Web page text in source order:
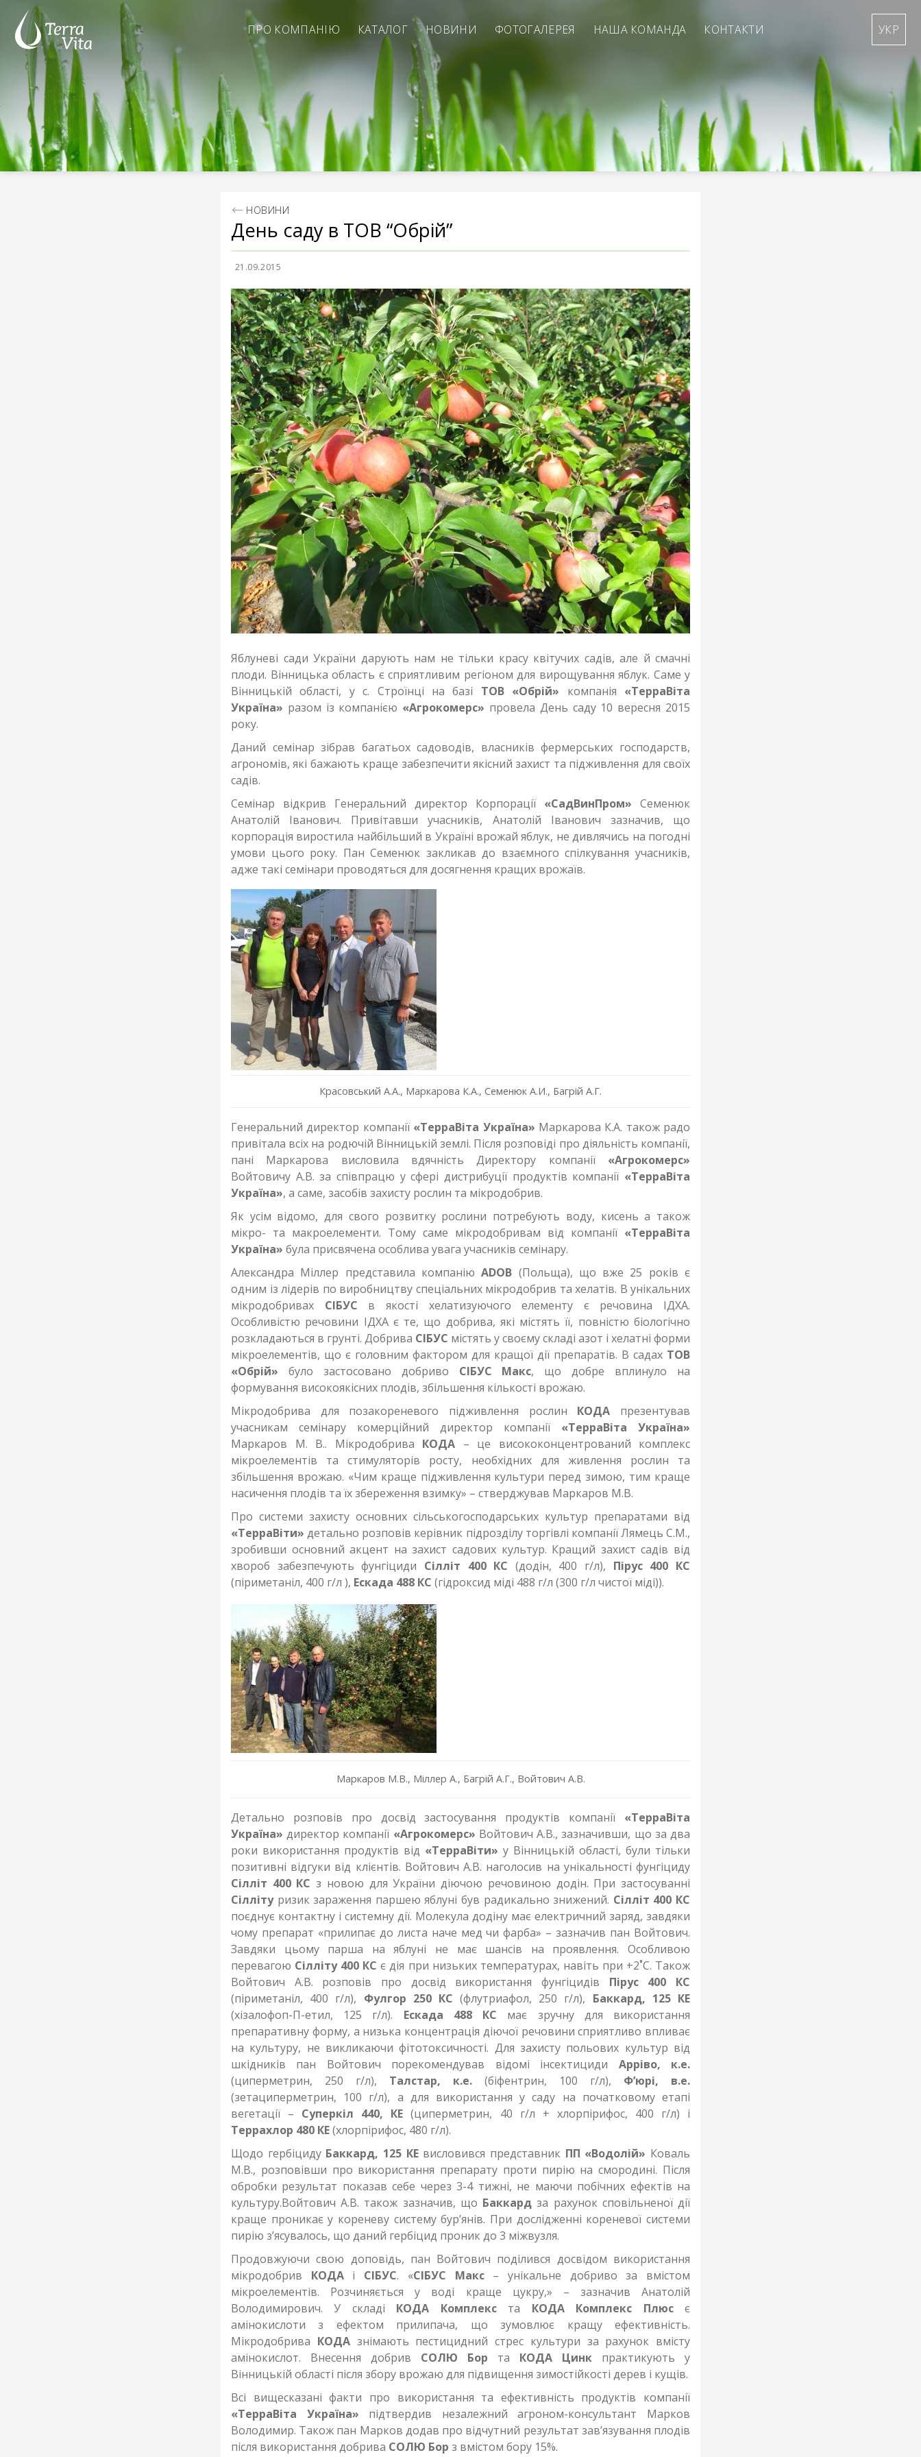
content
ПРО КОМПАНІЮ КАТАЛОГ НОВИНИ ФОТОГАЛЕРЕЯ НАША КОМАНДА КОНТАКТИ УКР
НОВИНИ
День саду в ТОВ “Обрій”
21.09.2015
Яблуневі сади України дарують нам не тільки красу квітучих садів, але й смачні
плоди. Вінницька область є сприятливим регіоном для вирощування яблук. Саме у
Вінницькій області, у с. Строїнці на базі ТОВ «Обрій» компанія «ТерраВіта
Україна» разом із компанією «Агрокомерс» провела День саду 10 вересня 2015
року.
Даний семінар зібрав багатьох садоводів, власників фермерських господарств,
агрономів, які бажають краще забезпечити якісний захист та підживлення для своїх
садів.
Семінар відкрив Генеральний директор Корпорації «СадВинПром» Семенюк
Анатолій Іванович. Привітавши учасників, Анатолій Іванович зазначив, що
корпорація виростила найбільший в Україні врожай яблук, не дивлячись на погодні
умови цього року. Пан Семенюк закликав до взаємного спілкування учасників,
адже такі семінари проводяться для досягнення кращих врожаїв.
Красовський А.А., Маркарова К.А., Семенюк А.И., Багрій А.Г.
Генеральний директор компанії «ТерраВіта Україна» Маркарова К.А. також радо
привітала всіх на родючій Вінницькій землі. Після розповіді про діяльність компанії,
пані Маркарова висловила вдячність Директору компанії «Агрокомерс»
Войтовичу А.В. за співпрацю у сфері дистрибуції продуктів компанії «ТерраВіта
Україна», а саме, засобів захисту рослин та мікродобрив.
Як усім відомо, для свого розвитку рослини потребують воду, кисень а також
мікро- та макроелементи. Тому саме мікродобривам від компанії «ТерраВіта
Україна» була присвячена особлива увага учасників семінару.
Александра Міллер представила компаніюADOB (Польща), що вже 25 років є
одним із лідерів по виробництву спеціальних мікродобрив та хелатів. В унікальних
мікродобривах СІБУС в якості хелатизуючого елементу є речовина ІДХА.
Особливістю речовини ІДХА є те, що добрива, які містять її, повністю біологічно
розкладаються в грунті. Добрива СІБУС містять у своєму складі азот і хелатні форми
мікроелементів, що є головним фактором для кращої дії препаратів. В садах ТОВ
«Обрій» було застосовано добриво СІБУС Макс, що добре вплинуло на
формування високоякісних плодів, збільшення кількості врожаю.
Мікродобрива для позакореневого підживлення рослин КОДА презентував
учасникам семінару комерційний директор компанії «ТерраВіта Україна»
Маркаров М. В.. Мікродобрива КОДА – це висококонцентрований комплекс
мікроелементів та стимуляторів росту, необхідних для живлення рослин та
збільшення врожаю. «Чим краще підживлення культури перед зимою, тим краще
насичення плодів та їх збереження взимку» – стверджував Маркаров М.В.
Про системи захисту основних сільськогосподарських культур препаратами від
«ТерраВіти» детально розповів керівник підрозділу торгівлі компанії Лямець С.М.,
зробивши основний акцент на захист садових культур. Кращий захист садів від
хвороб забезпечують фунгіциди Сілліт 400 КС (додін, 400 г/л), Пірус 400 КС
(піриметаніл, 400 г/л ), Ескада 488 КС (гідроксид міді 488 г/л (300 г/л чистої міді)).
Маркаров М.В., Міллер А., Багрій А.Г., Войтович А.В.
Детально розповів про досвід застосування продуктів компанії «ТерраВіта
Україна» директор компанії «Агрокомерс» Войтович А.В., зазначивши, що за два
роки використання продуктів від «ТерраВіти» у Вінницькій області, були тільки
позитивні відгуки від клієнтів. Войтович А.В. наголосив на унікальності фунгіциду
Сілліт 400 КС з новою для України діючою речовиною додін. При застосуванні
Сіллітуризик зараження паршею яблуні був радикально знижений. Сілліт 400 КС
поєднує контактну і системну дії. Молекула додіну має електричний заряд, завдяки
чому препарат «прилипає до листа наче мед чи фарба» – зазначив пан Войтович.
Завдяки цьому парша на яблуні не має шансів на проявлення. Особливою
перевагою Сілліту 400 КС є дія при низьких температурах, навіть при +2˚С. Також
Войтович А.В. розповів про досвід використання фунгіцидів Пірус 400 КС
(піриметаніл, 400 г/л), Фулгор 250 КС (флутриафол, 250 г/л), Баккард, 125 КЕ
(хізалофоп-П-етил, 125 г/л). Ескада 488 КС має зручну для використання
препаративну форму, а низька концентрація діючої речовини сприятливо впливає
на культуру, не викликаючи фітотоксичності. Для захисту польових культур від
шкідників пан Войтович порекомендував відомі інсектициди Арріво, к.е.
(циперметрин, 250 г/л), Талстар, к.е. (біфентрин, 100 г/л), Ф’юрі, в.е.
(зетациперметрин, 100 г/л), а для використання у саду на початковому етапі
вегетації – Суперкіл 440, КЕ (циперметрин, 40 г/л + хлорпірифос, 400 г/л) і
Террахлор 480 КЕ(хлорпірифос, 480 г/л).
Щодо гербіциду Баккард, 125 КЕвисловився представник ПП «Водолій» Коваль
М.В., розповівши про використання препарату проти пирію на смородині. Після
обробки результат показав себе через 3-4 тижні, не маючи побічних ефектів на
культуру.Войтович А.В. також зазначив, що Баккард за рахунок сповільненої дії
краще проникає у кореневу систему бур’янів. При дослідженні кореневої системи
пирію з’ясувалось, що даний гербіцид проник до 3 міжвузля.
Продовжуючи свою доповідь, пан Войтович поділився досвідом використання
мікродобрив КОДАі СІБУС. «СІБУС Макс– унікальне добриво за вмістом
мікроелементів. Розчиняється у воді краще цукру,» – зазначив Анатолій
Володимирович. У складі КОДА Комплекста КОДА Комплекс Плюсє
амінокислоти з ефектом прилипача, що зумовлює кращу ефективність.
Мікродобрива КОДАзнімають пестицидний стрес культури за рахунок вмісту
амінокислот. Внесення добрив СОЛЮ Бор та КОДА Цинк практикують у
Вінницькій області після збору врожаю для підвищення зимостійкості дерев і кущів.
Всі вищесказані факти про використання та ефективність продуктів компанії
«ТерраВіта Україна» підтвердив незалежний агроном-консультант Марков
Володимир. Також пан Марков додав про відчутний результат зав’язування плодів
після використання добрива СОЛЮ Бор з вмістом бору 15%.